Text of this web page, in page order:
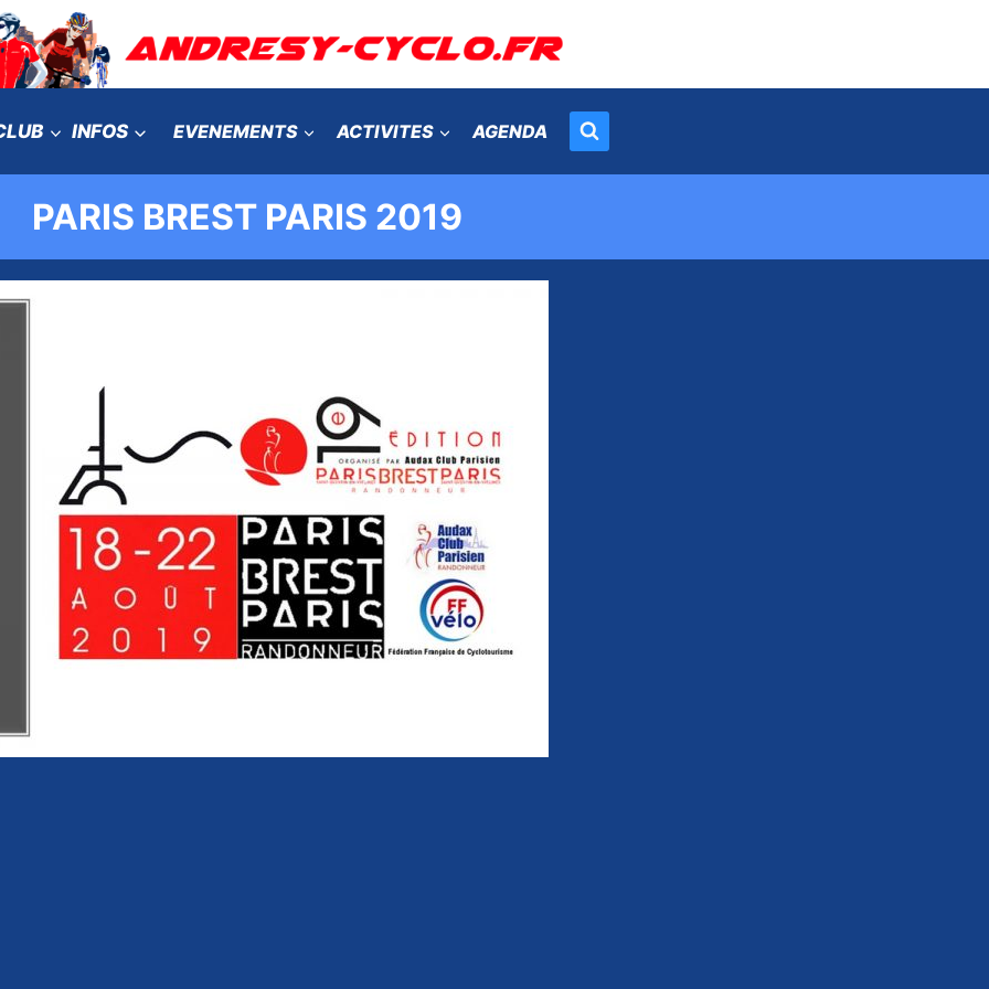
INFOS EVENEMENTS ACTIVITES AGENDA
PARIS BREST PARIS 2019